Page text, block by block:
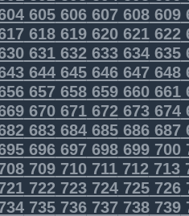
605606607608609
618619620621622
631632633634635
644645646647648
657658659660661
670671672673674
683684685686687
696697698699700
709710711712713
722723724725726
735736737738739